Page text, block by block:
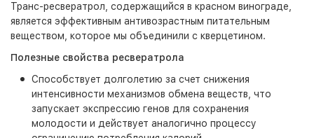
Транс-ресвератрол, содержащийся в красном винограде,
является эффективным антивозрастным питательным
веществом, которое мы объединили с кверцетином.
Полезные свойства ресвератрола
Способствует долголетию за счет снижения
интенсивности механизмов обмена веществ, что
запускает экспрессию генов для сохранения
молодости и действует аналогично процессу